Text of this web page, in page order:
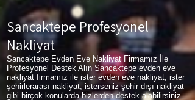
Sancaktepe Profesyonel
Nakliyat
Sancaktepe Evden Eve Nakliyat Firmamız İle
Profesyonel Destek Alın Sancaktepe evden eve
nakliyat firmamız ile ister evden eve nakliyat, ister
şehirlerarası nakliyat, isterseniz şehir dışı nakliyat
gibi birçok konularda bizlerden destek alabilirsiniz.